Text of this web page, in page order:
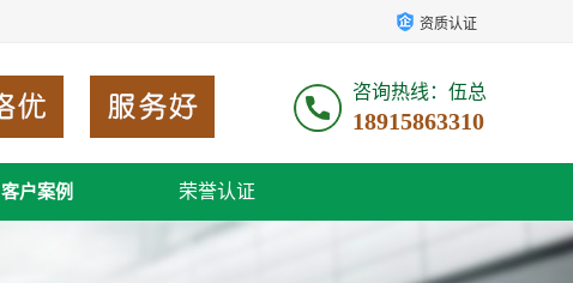
资质认证
咨询热线：伍总
18915863310
客户案例 荣誉认证